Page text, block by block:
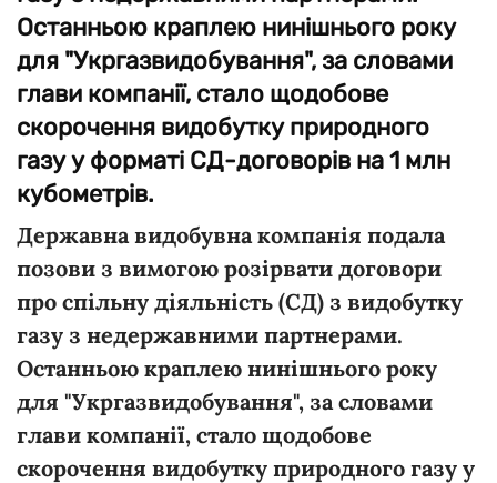
Останньою краплею нинішнього року
для "Укргазвидобування", за словами
глави компанії, стало щодобове
скорочення видобутку природного
газу у форматі СД-договорів на 1 млн
кубометрів.
Державна видобувна компанія подала
позови з вимогою розірвати договори
про спільну діяльність (СД) з видобутку
газу з недержавними партнерами.
Останньою краплею нинішнього року
для "Укргазвидобування", за словами
глави компанії, стало щодобове
скорочення видобутку природного газу у